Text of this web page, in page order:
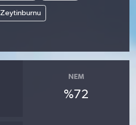
Zeytinburnu
NEM
%72